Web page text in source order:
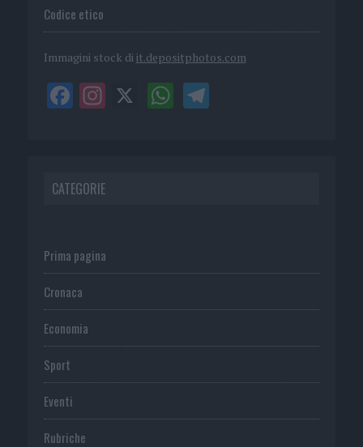
Codice etico
Immagini stock di it.depositphotos.com
CATEGORIE
Prima pagina
Cronaca
Economia
Sport
Eventi
Rubriche